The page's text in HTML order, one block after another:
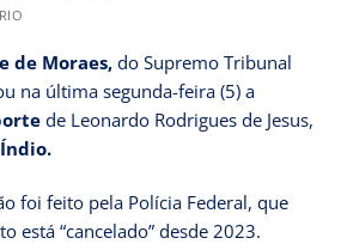
de Moraes, do Supremo Tribunal
na última segunda-feira (5) a
de Leonardo Rodrigues de Jesus,
foi feito pela Polícia Federal, que
está “cancelado” desde 2023.